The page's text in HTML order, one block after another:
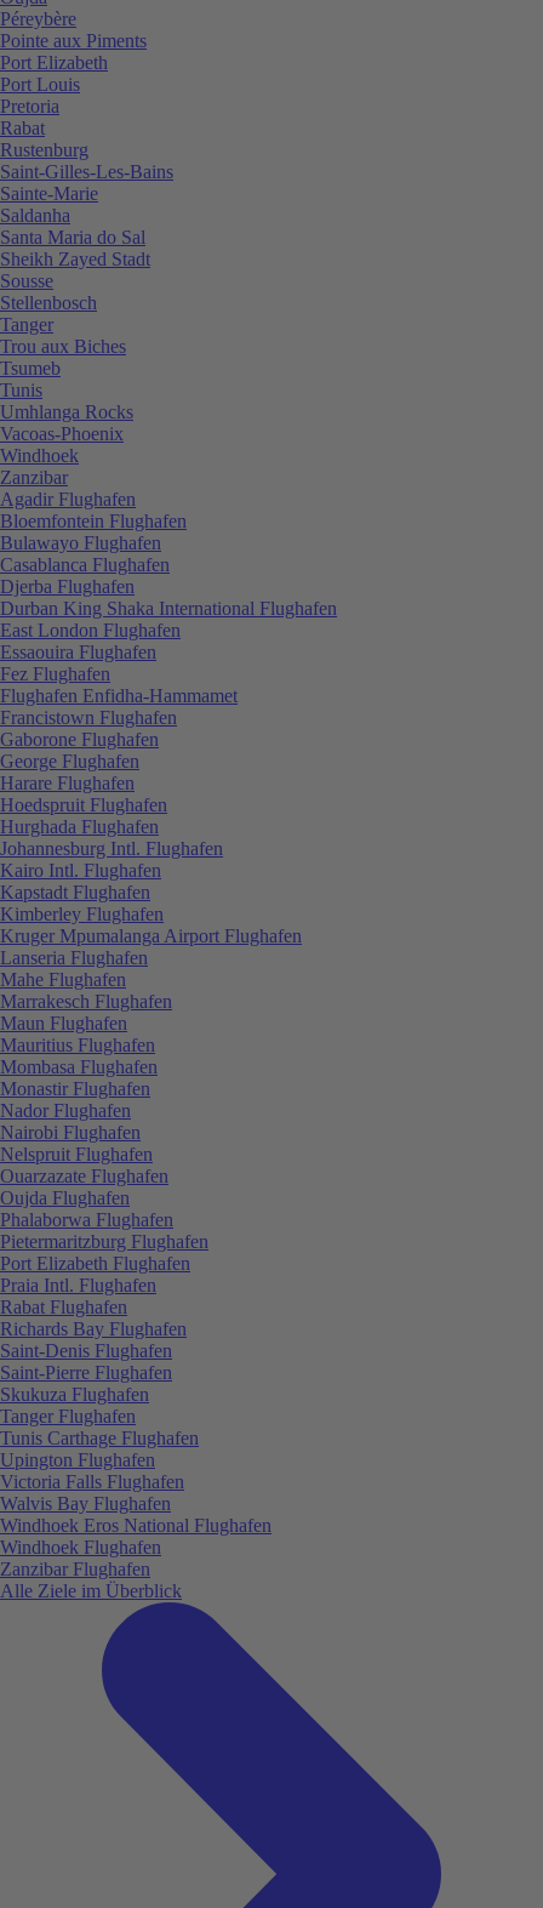
Péreybère
Pointe aux Piments
Port Elizabeth
Port Louis
Pretoria
Rabat
Rustenburg
Saint-Gilles-Les-Bains
Sainte-Marie
Saldanha
Santa Maria do Sal
Sheikh Zayed Stadt
Sousse
Stellenbosch
Tanger
Trou aux Biches
Tsumeb
Tunis
Umhlanga Rocks
Vacoas-Phoenix
Windhoek
Zanzibar
Agadir Flughafen
Bloemfontein Flughafen
Bulawayo Flughafen
Casablanca Flughafen
Djerba Flughafen
Durban King Shaka International Flughafen
East London Flughafen
Essaouira Flughafen
Fez Flughafen
Flughafen Enfidha-Hammamet
Francistown Flughafen
Gaborone Flughafen
George Flughafen
Harare Flughafen
Hoedspruit Flughafen
Hurghada Flughafen
Johannesburg Intl. Flughafen
Kairo Intl. Flughafen
Kapstadt Flughafen
Kimberley Flughafen
Kruger Mpumalanga Airport Flughafen
Lanseria Flughafen
Mahe Flughafen
Marrakesch Flughafen
Maun Flughafen
Mauritius Flughafen
Mombasa Flughafen
Monastir Flughafen
Nador Flughafen
Nairobi Flughafen
Nelspruit Flughafen
Ouarzazate Flughafen
Oujda Flughafen
Phalaborwa Flughafen
Pietermaritzburg Flughafen
Port Elizabeth Flughafen
Praia Intl. Flughafen
Rabat Flughafen
Richards Bay Flughafen
Saint-Denis Flughafen
Saint-Pierre Flughafen
Skukuza Flughafen
Tanger Flughafen
Tunis Carthage Flughafen
Upington Flughafen
Victoria Falls Flughafen
Walvis Bay Flughafen
Windhoek Eros National Flughafen
Windhoek Flughafen
Zanzibar Flughafen
Alle Ziele im Überblick